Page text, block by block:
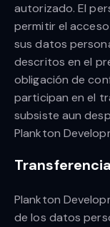
autorizado. El
permitir el
sus datos
descritos en el
obligación de
participan en el
subsiste aun
Plankton
Plankton
de los datos